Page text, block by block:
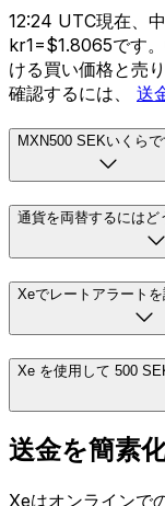
12:24 UTC現在、
kr1=$1.8065です
ける買い価格と売
確認するには、 送
MXN500 SEKいくら
通貨を両替するにはど
Xeでレートアラート
Xe を使用して 500
送金を簡素
Xeはオンラインで